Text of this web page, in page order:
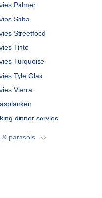
Palmer
Saba
Streetfood
Tinto
Turquoise
Tyle Glas
Vierra
dinner servies
& parasols